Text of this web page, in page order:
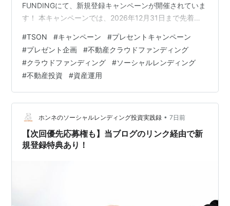
FUNDINGにて、新規登録キャンペーンが開催されていま
す！ 本キャンペーンでは、2026年12月31日まで先着
以内の出資で最大30万円分のAmazonギフト券(e-メール
タイプ)をもれなくプレゼントされます！ 新規登録特典は
こちらから 初回投資の還元率は以下のとおりです。 出資
額が大きくなればなるほど還元率はアップしますが、初
回投資のみが対象ですので、こちらは無理のない範囲で
と…
#TSON #キャンペーン #プレセントキャンペーン
#プレゼント企画 #不動産クラウドファンディング
#クラウドファンディング #ソーシャルレンディング
#不動産投資 #資産運用
ホンネのソーシャルレンディング投資実践録 • 7日前
【次回優先応募権も】当ブログのリンク経由で新
規登録特典あり！